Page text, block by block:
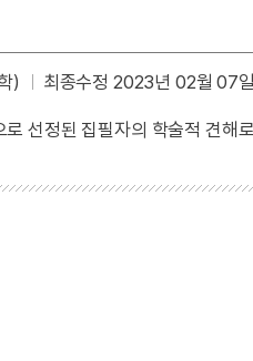
) 최종수정 2023년 02월 07일
선정된 집필자의 학술적 견해